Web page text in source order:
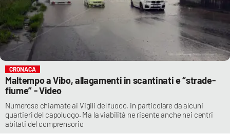
APPLE
CRONACA
Maltempo a Vibo, allagamenti in scantinati e “strade-
fiume” - Video
Numerose chiamate ai Vigili del fuoco, in particolare da alcuni
quartieri del capoluogo. Ma la viabilità ne risente anche nei centri
abitati del comprensorio